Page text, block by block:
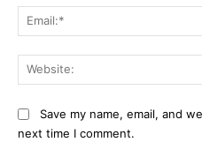
Save my name, email, and
next time I comment.